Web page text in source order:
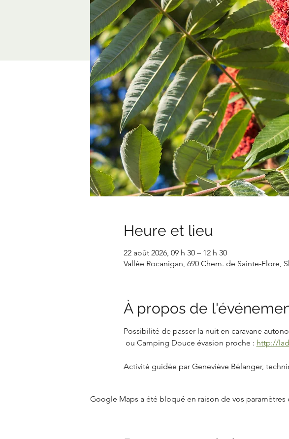
Heure et lieu
22 août 2026, 09 h 30 – 12 h 30
Vallée Rocanigan, 690 Chem. de Sainte-Flore,
À propos de
Possibilité de passer la nuit en caravane
ou Camping Douce évasion proche : http://
Activité guidée par Geneviève Bélanger,
Google Maps a été bloqué en raison de vos